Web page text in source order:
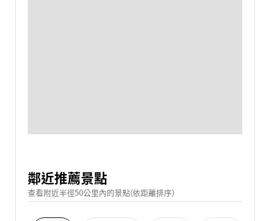
鄰近推薦景點
查看附近半徑50公里內的景點(依距離排序)